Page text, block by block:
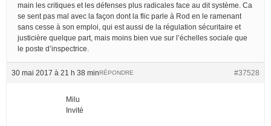
main les critiques et les défenses plus radicales face au dit système. Ca
se sent pas mal avec la façon dont la flic parle à Rod en le ramenant
sans cesse à son emploi, qui est aussi de la régulation sécuritaire et
justicière quelque part, mais moins bien vue sur l’échelles sociale que
le poste d’inspectrice.
30 mai 2017 à 21 h 38 min #37528
RÉPONDRE
Milu
Invité